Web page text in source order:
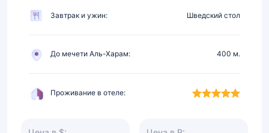
Завтрак и ужин: Шведский стол
До мечети Аль-Харам: 400 м.
Проживание в отеле: